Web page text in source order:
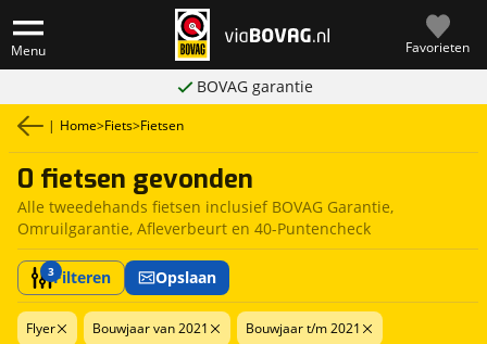
Menu Favorieten
BOVAG garantie
| Home>Fiets>Fietsen
0 fietsen gevonden
Alle tweedehands fietsen inclusief BOVAG Garantie,
Omruilgarantie, Afleverbeurt en 40-Puntencheck
3Filteren Opslaan
Flyer Bouwjaar van 2021 Bouwjaar t/m 2021